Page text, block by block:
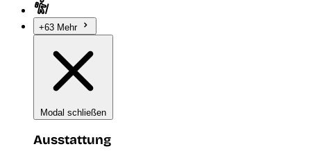
+63 Mehr
Modal schließen
Ausstattung